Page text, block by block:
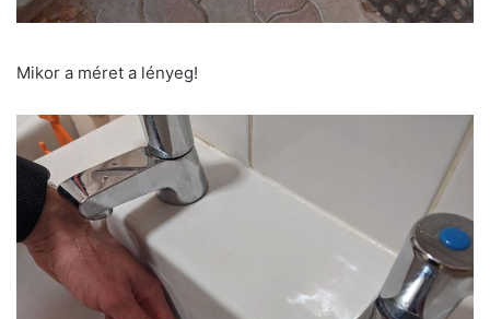
Mikor a méret a lényeg!